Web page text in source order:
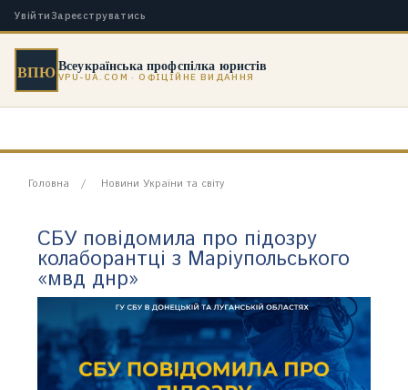
Увійти Зареєструватись
ВПЮВсеукраїнська профспілка юристів
VPU-UA.COM · ОФІЦІЙНЕ ВИДАННЯ
Головна Новини України та світу
СБУ повідомила про підозру
колаборантці з Маріупольського
«мвд днр»